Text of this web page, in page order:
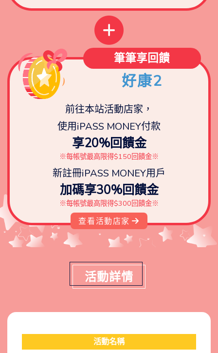
筆筆享回饋
好康2
前往本站活動店家，
使用iPASS MONEY付款
享20%回饋金
※每帳號最高限得$150回饋金※
新註冊iPASS MONEY用戶
加碼享30%回饋金
※每帳號最高限得$300回饋金※
查看活動店家
活動詳情
活動名稱